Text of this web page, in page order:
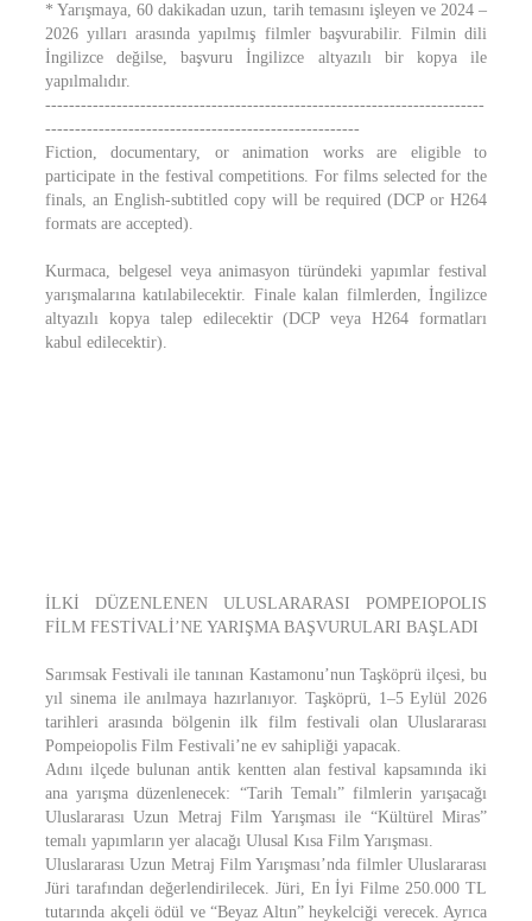
* Yarışmaya, 60 dakikadan uzun, tarih temasını işleyen ve 2024 –
2026 yılları arasında yapılmış filmler başvurabilir. Filmin dili
İngilizce değilse, başvuru İngilizce altyazılı bir kopya ile
yapılmalıdır.
--------------------------------------------------------------------------
-----------------------------------------------------
Fiction, documentary, or animation works are eligible to
participate in the festival competitions. For films selected for the
finals, an English-subtitled copy will be required (DCP or H264
formats are accepted).
Kurmaca, belgesel veya animasyon türündeki yapımlar festival
yarışmalarına katılabilecektir. Finale kalan filmlerden, İngilizce
altyazılı kopya talep edilecektir (DCP veya H264 formatları
kabul edilecektir).
İLKİ DÜZENLENEN ULUSLARARASI POMPEIOPOLIS
FİLM FESTİVALİ’NE YARIŞMA BAŞVURULARI BAŞLADI
Sarımsak Festivali ile tanınan Kastamonu’nun Taşköprü ilçesi, bu
yıl sinema ile anılmaya hazırlanıyor. Taşköprü, 1–5 Eylül 2026
tarihleri arasında bölgenin ilk film festivali olan Uluslararası
Pompeiopolis Film Festivali’ne ev sahipliği yapacak.
Adını ilçede bulunan antik kentten alan festival kapsamında iki
ana yarışma düzenlenecek: “Tarih Temalı” filmlerin yarışacağı
Uluslararası Uzun Metraj Film Yarışması ile “Kültürel Miras”
temalı yapımların yer alacağı Ulusal Kısa Film Yarışması.
Uluslararası Uzun Metraj Film Yarışması’nda filmler Uluslararası
Jüri tarafından değerlendirilecek. Jüri, En İyi Filme 250.000 TL
tutarında akçeli ödül ve “Beyaz Altın” heykelciği verecek. Ayrıca